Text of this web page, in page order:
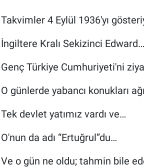
Takvimler 4 Eylül 1936'yı
İngiltere Kralı Sekizinci Edward…
Genç Türkiye Cumhuriyeti'ni
O günlerde yabancı konukları
Tek devlet yatımız vardı ve…
O'nun da adı “Ertuğrul”du…
Ve o gün ne oldu; tahmin bile